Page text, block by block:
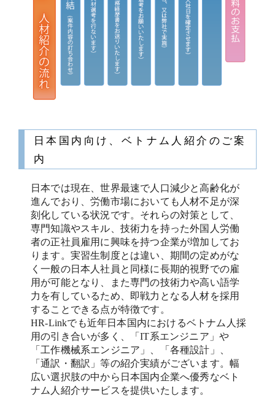
日本国内向け、ベトナム人紹介のご案
内
日本では現在、世界最速で人口減少と高齢化が
進んでおり、労働市場においても人材不足が深
刻化している状況です。それらの対策として、
専門知識やスキル、技術力を持った外国人労働
者の正社員雇用に興味を持つ企業が増加してお
ります。実習生制度とは違い、期間の定めがな
く一般の日本人社員と同様に長期的視野での雇
用が可能となり、また専門の技術力や高い語学
力を有しているため、即戦力となる人材を採用
することできる点が特徴です。
HR-Linkでも近年日本国内におけるベトナム人採
用の引き合いが多く、「IT系エンジニア」や
「工作機械系エンジニア」、「各種設計」、
「通訳・翻訳」等の紹介実績がございます。幅
広い選択肢の中から日本国内企業へ優秀なベト
ナム人紹介サービスを提供いたします。